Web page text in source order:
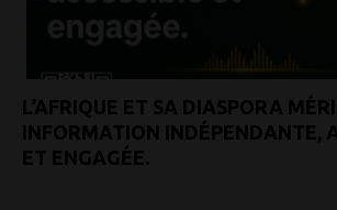
L’AFRIQUE ET SA DIASPORA
INFORMATION INDÉPENDANTE,
ET ENGAGÉE.